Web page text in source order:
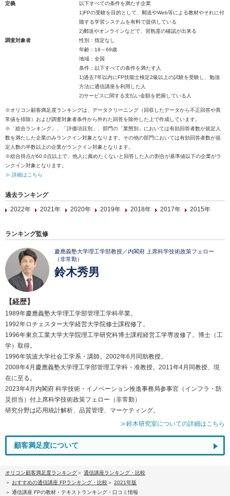
定義
以下すべての条件を満たす企業
1)FPの受験を目的として、郵送やWeb等による教材やそれに付
随する学習システムを有料で提供している
2)郵送やオンラインなどで、習熟度の確認が出来る
調査対象者
性別：指定なし
年齢：18～69歳
地域：全国
条件：以下すべての条件を満たす人
1)過去7年以内にFP技能士検定2級以上の試験を受験し、勉強
方法に通信講座を利用した人
2)サービスに関する支払い金額を把握している人
※オリコン顧客満足度ランキングは、データクリーニング（回収したデータから不正回答や異
常値を排除）および調査対象者条件から外れた回答を除外した上で作成しています。
※「総合ランキング」、「評価項目別」、部門の「業態別」においては有効回答者数が規定人
数を満たした企業のみランクイン対象となります。その他の部門においては有効回答者数が規
定人数の半数以上の企業がランクイン対象となります。
※総合得点が60.0点以上で、他人に薦めたくないと回答した人の割合が基準値以下の企業がラ
ンクイン対象となります。
≫ 詳細はこちら
過去ランキング
2022年
2021年 2020年 2019年 2018年 2017年 2015年
ランキング監修
慶應義塾大学理工学部教授／内閣府 上席科学技術政策フェロー
（非常勤）
鈴木秀男
【経歴】
1989年慶應義塾大学理工学部管理工学科卒業。
1992年ロチェスター大学経営大学院修士課程修了。
1996年東京工業大学大学院理工学研究科博士課程経営工学専攻修了。博士（工
学）取得。
1996年筑波大学社会工学系・講師。2002年6月同助教授。
2008年4月慶應義塾大学理工学部管理工学科・准教授。2011年4月同教授、現
在に至る。
2023年4月内閣府 科学技術・イノベーション推進事務局参事官（インフラ・防
災担当）付上席科学技術政策フェロー（非常勤）
研究分野は応用統計解析、品質管理、マーケティング。
≫鈴木研究室についての詳細はこちら
顧客満足度について
オリコン顧客満足度ランキング
通信講座ランキング・比較
おすすめの通信講座 FPランキング・比較
2021年版
通信講座 FPの教材・テキストランキング・口コミ情報